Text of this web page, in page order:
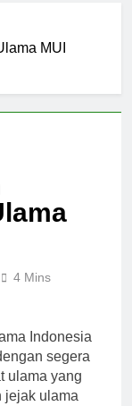
MUI
4 Mins
Indonesia
segera
ulama yang
jejak ulama